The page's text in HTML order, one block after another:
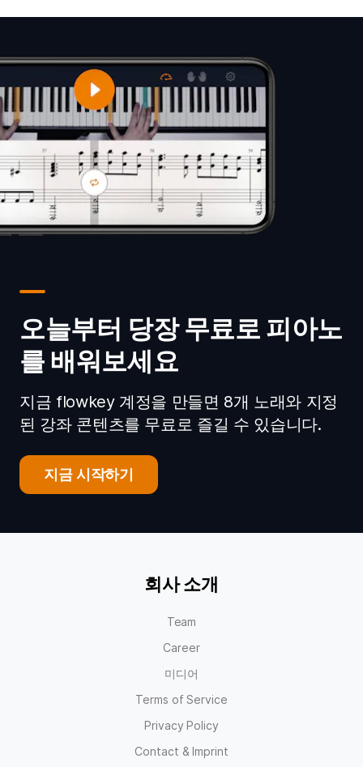
오늘부터 당장 무료로 피아노
를 배워보세요
지금 flowkey 계정을 만들면 8개 노래와 지정
된 강좌 콘텐츠를 무료로 즐길 수 있습니다.
지금 시작하기
회사 소개
Team
Career
미디어
Terms of Service
Privacy Policy
Contact & Imprint